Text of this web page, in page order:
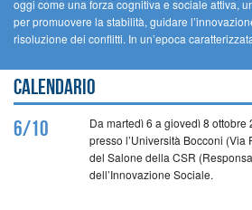
oggi come una forza cognitiva e sociale attiva,
per promuovere la stabilità, guidare
risoluzione dei conflitti. In un’epoca
Calendario
6/10
Da martedì 6 a giovedì 8 ottobre
presso l’Università Bocconi (Via
del Salone della CSR
dell’Innovazione Sociale.